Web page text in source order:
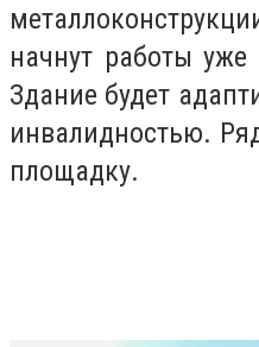
начнут работы
Здание будет
инвалидностью.
площадку.